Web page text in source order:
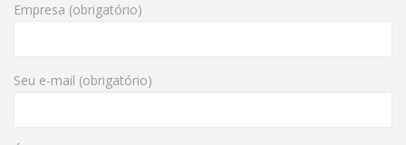
Empresa (obrigatório)
Seu e-mail (obrigatório)